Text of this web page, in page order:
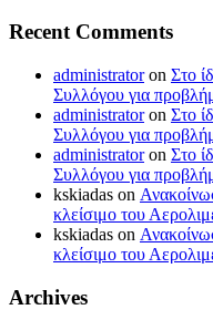
Recent Comments
administratoron Στο
Συλλόγου για
administratoron Στο
Συλλόγου για
administratoron Στο
Συλλόγου για
kskiadas on
κλείσιμο του
kskiadas on
κλείσιμο του
Archives